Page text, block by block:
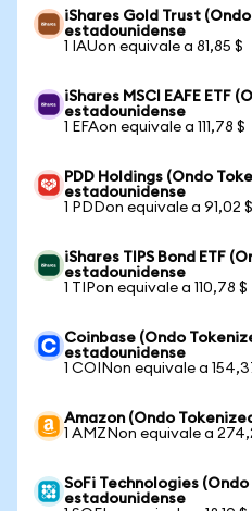
iShares Gold Trust
estadounidense
1 IAUon equivale a 81,85 $
iShares MSCI EAFE ETF
estadounidense
1 EFAon equivale a 111,78 $
PDD Holdings (Ondo
estadounidense
1 PDDon equivale a 91,02 $
iShares TIPS Bond ETF
estadounidense
1 TIPon equivale a 110,78 $
Coinbase (Ondo
estadounidense
1 COINon equivale a
Amazon (Ondo
1 AMZNon equivale a
SoFi Technologies
estadounidense